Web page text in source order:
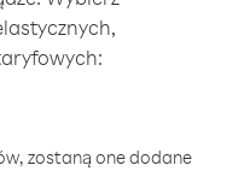
zostaną one dodane